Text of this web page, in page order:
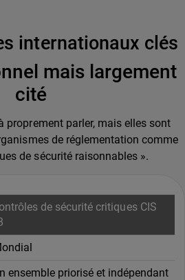
internationaux clés
mais largement
cité
proprement parler, mais elles sont
de réglementation comme
de sécurité raisonnables ».
de sécurité critiques CIS
ensemble priorisé et indépendant